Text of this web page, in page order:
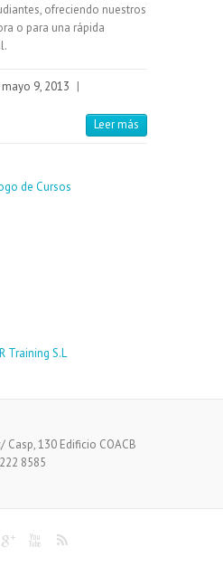
ofreciendo nuestros
o para una rápida
mayo 9, 2013 |
Leer más
de Cursos
Training S.L
Casp, 130 Edificio COACB
8585